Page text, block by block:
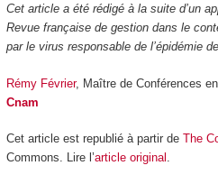
Cet article a été rédigé à la suite d’un
Revue française de gestion dans le
par le virus responsable de l’épidémie
Rémy Février, Maître de Conférences
Cnam
Cet article est republié à partir de The
Commons. Lire l’article original .